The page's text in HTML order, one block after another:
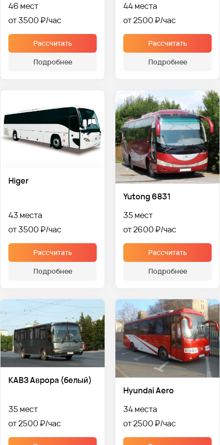
46 мест
от 3500 ₽
Рассчитать
Подробнее
44 места
от 2500 ₽
Рассчитать
Подробнее
Higer
43 места
от 3500 ₽
Рассчитать
Подробнее
Yutong 6831
35 мест
от 2600 ₽
Рассчитать
Подробнее
КАВЗ Аврора (белый)
35 мест
от 2500 ₽
Hyundai Aero
34 места
от 2500 ₽